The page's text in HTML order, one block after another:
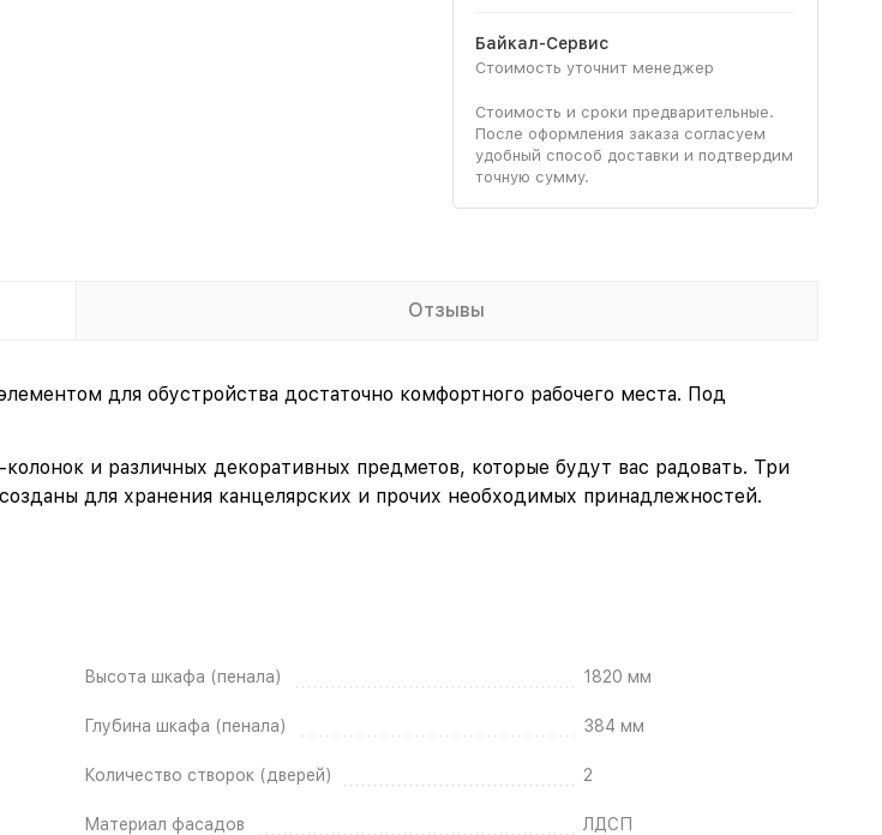
Байкал-Сервис
Стоимость уточнит менеджер
Стоимость и сроки предварительные.
После оформления заказа согласуем
удобный способ доставки и подтвердим
точную сумму.
Отзывы
для обустройства достаточно комфортного рабочего места. Под
и различных декоративных предметов, которые будут вас радовать. Три
для хранения канцелярских и прочих необходимых принадлежностей.
Высота шкафа (пенала) 1820 мм
Глубина шкафа (пенала) 384 мм
Количество створок (дверей) 2
Материал фасадов ЛДСП